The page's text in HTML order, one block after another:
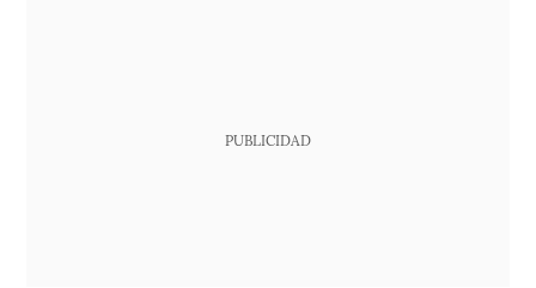
PUBLICIDAD